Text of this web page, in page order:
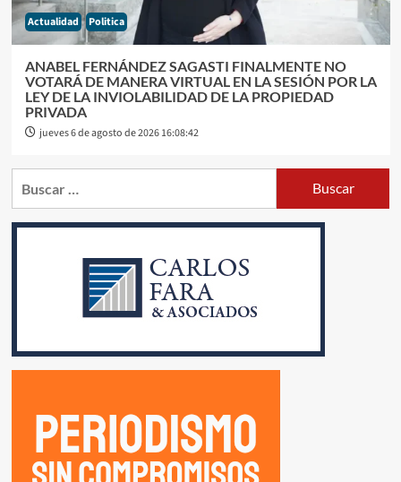
Actualidad Politica
ANABEL FERNÁNDEZ SAGASTI FINALMENTE NO
VOTARÁ DE MANERA VIRTUAL EN LA SESIÓN POR LA
LEY DE LA INVIOLABILIDAD DE LA PROPIEDAD
PRIVADA
jueves 6 de agosto de 2026 16:08:42